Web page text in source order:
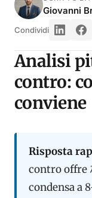
Giovanni
Condividi
Analisi
contro:
conviene
Risposta
contro offre
condensa a